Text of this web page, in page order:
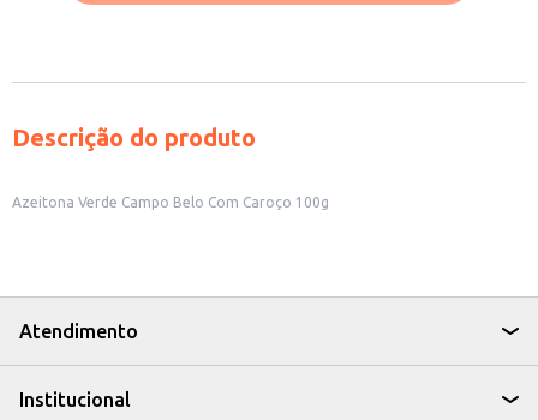
Descrição do produto
Azeitona Verde Campo Belo Com Caroço 100g
Atendimento
Institucional